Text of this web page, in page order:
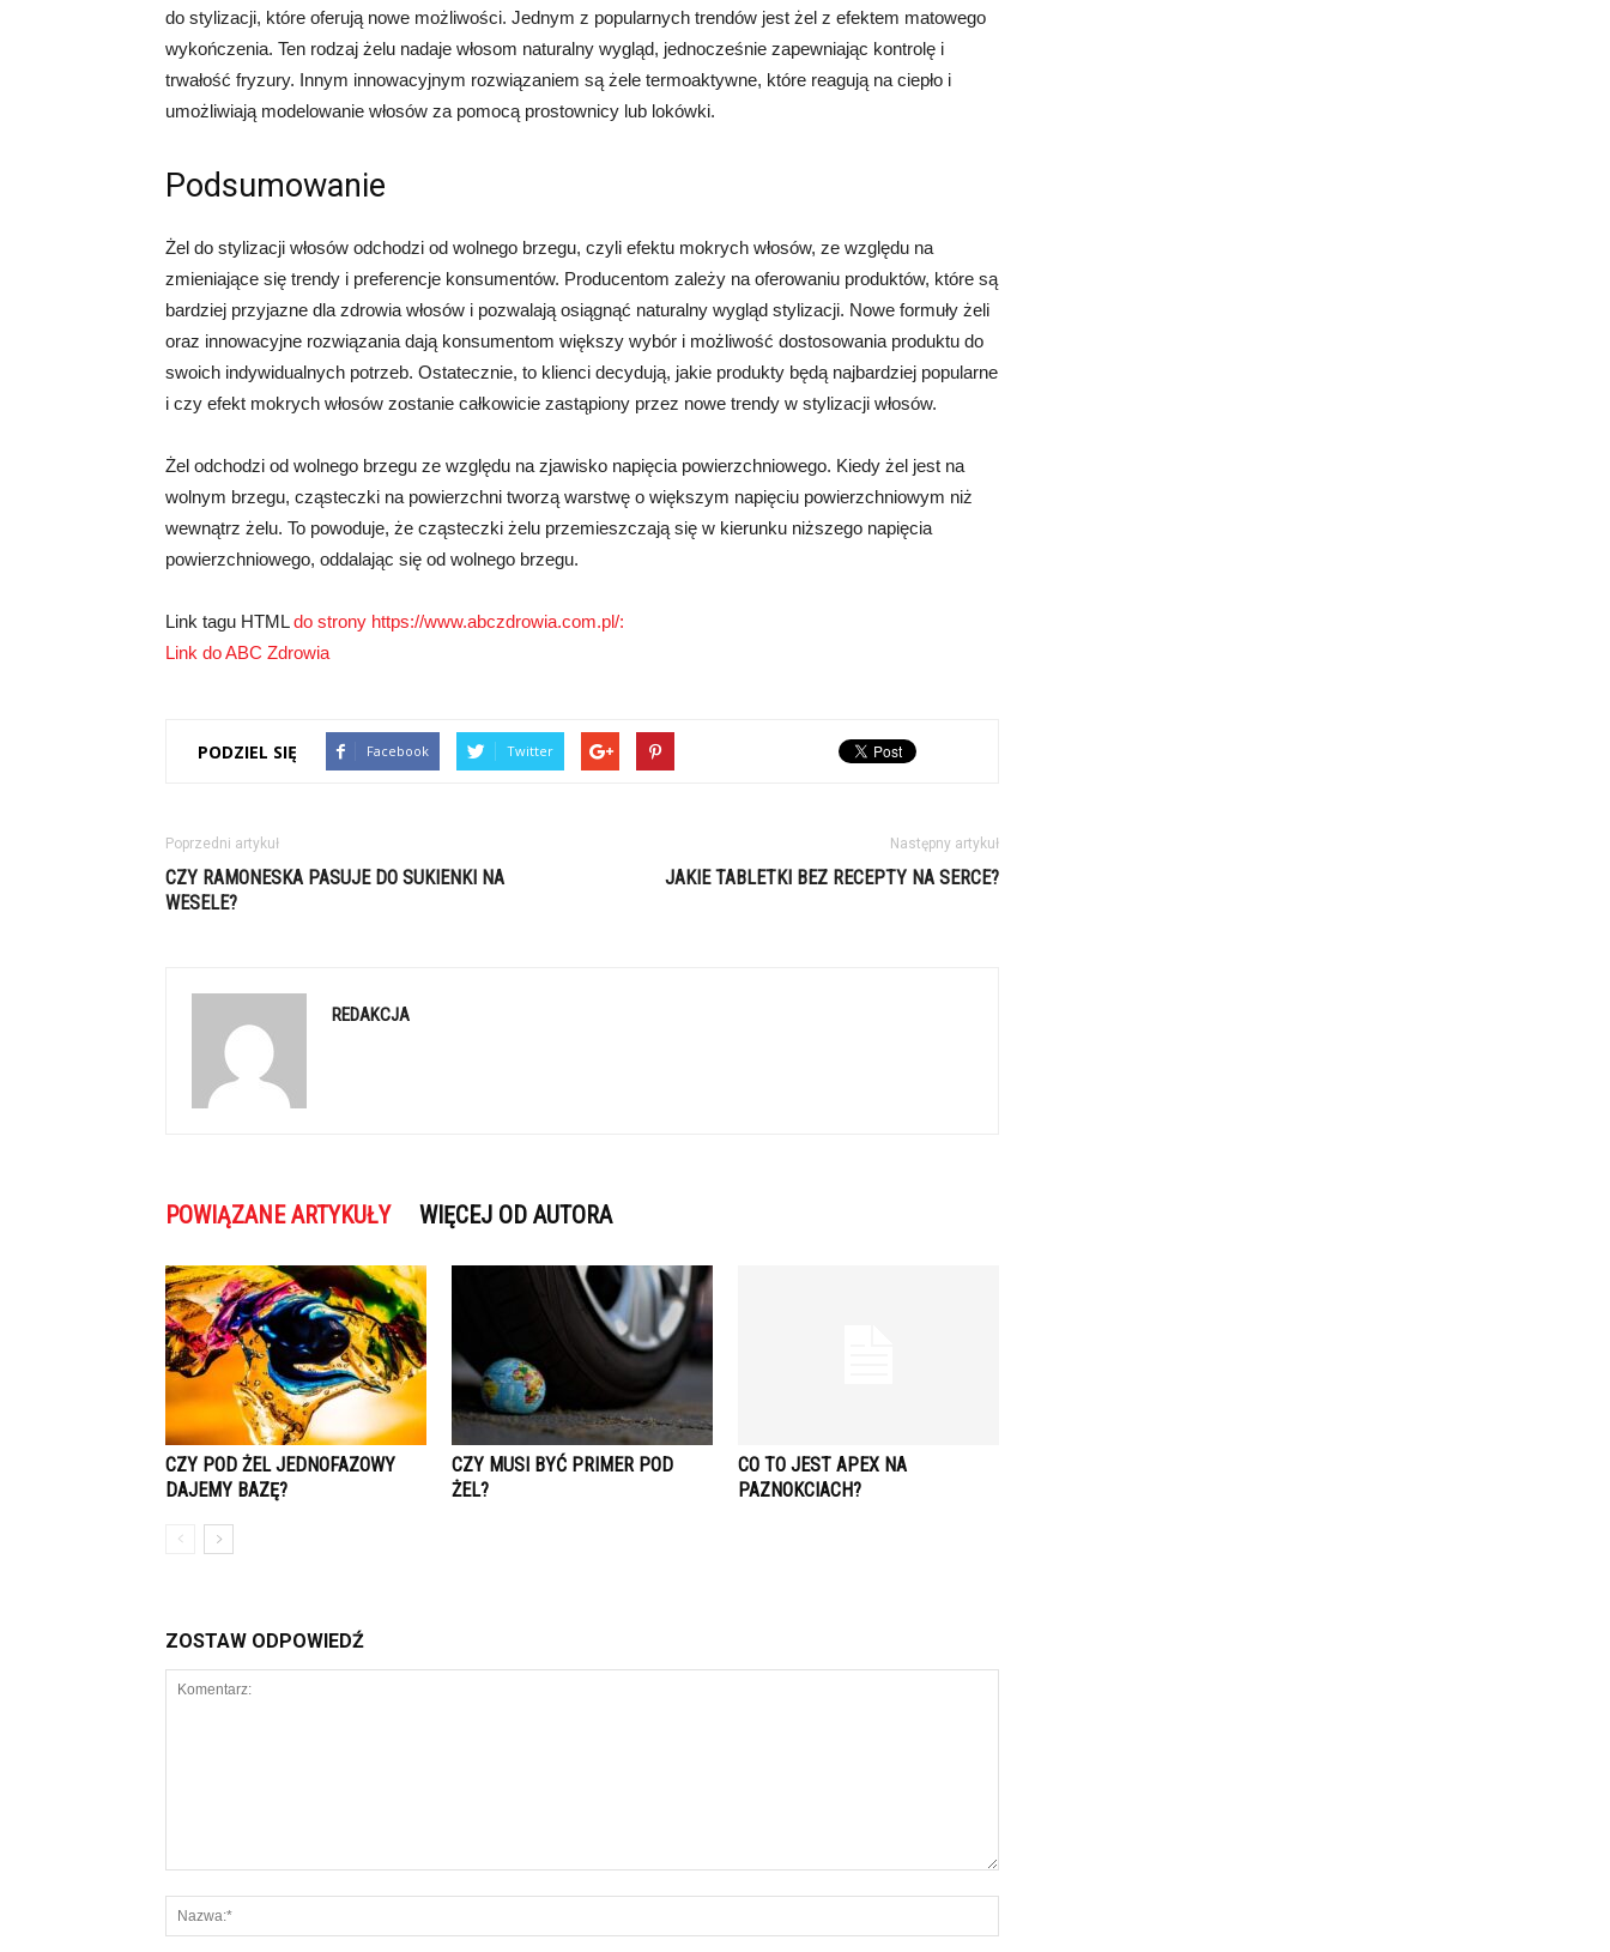
do stylizacji, które oferują nowe możliwości. Jednym z popularnych trendów jest żel z efektem matowego
wykończenia. Ten rodzaj żelu nadaje włosom naturalny wygląd, jednocześnie zapewniając kontrolę i
trwałość fryzury. Innym innowacyjnym rozwiązaniem są żele termoaktywne, które reagują na ciepło i
umożliwiają modelowanie włosów za pomocą prostownicy lub lokówki.
Podsumowanie
Żel do stylizacji włosów odchodzi od wolnego brzegu, czyli efektu mokrych włosów, ze względu na
zmieniające się trendy i preferencje konsumentów. Producentom zależy na oferowaniu produktów, które są
bardziej przyjazne dla zdrowia włosów i pozwalają osiągnąć naturalny wygląd stylizacji. Nowe formuły żeli
oraz innowacyjne rozwiązania dają konsumentom większy wybór i możliwość dostosowania produktu do
swoich indywidualnych potrzeb. Ostatecznie, to klienci decydują, jakie produkty będą najbardziej popularne
i czy efekt mokrych włosów zostanie całkowicie zastąpiony przez nowe trendy w stylizacji włosów.
Żel odchodzi od wolnego brzegu ze względu na zjawisko napięcia powierzchniowego. Kiedy żel jest na
wolnym brzegu, cząsteczki na powierzchni tworzą warstwę o większym napięciu powierzchniowym niż
wewnątrz żelu. To powoduje, że cząsteczki żelu przemieszczają się w kierunku niższego napięcia
powierzchniowego, oddalając się od wolnego brzegu.
Link tagu HTMLdo strony https://www.abczdrowia.com.pl/:
Link do ABC Zdrowia
PODZIEL SIĘ Facebook Twitter
Poprzedni artykuł
CZY RAMONESKA PASUJE DO SUKIENKI NA
WESELE?
Następny artykuł
JAKIE TABLETKI BEZ RECEPTY NA SERCE?
REDAKCJA
POWIĄZANE ARTYKUŁY WIĘCEJ OD AUTORA
CZY POD ŻEL JEDNOFAZOWY
DAJEMY BAZĘ?
CZY MUSI BYĆ PRIMER POD
ŻEL?
CO TO JEST APEX NA
PAZNOKCIACH?
ZOSTAW ODPOWIEDŹ